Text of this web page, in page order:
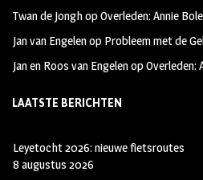
Twan de JonghopOverleden: Annie
Jan van Engelenop Probleem met de
Jan en Roos van EngelenopOverleden:
LAATSTE BERICHTEN
Leyetocht 2026: nieuwe fietsroutes
8 augustus 2026